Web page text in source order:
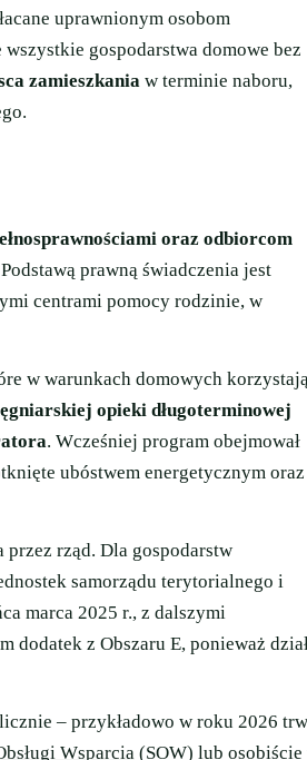
uprawnionym osobom
gospodarstwa domowe bez
zamieszkania w terminie naboru,
oraz odbiorcom
prawną świadczenia jest
centrami pomocy rodzinie, w
w warunkach domowych
opieki długoterminowej
. Wcześniej program obejmował
ubóstwem energetycznym oraz
przez rząd. Dla gospodarstw
samorządu terytorialnego i
marca 2025 r., z dalszymi
dodatek z Obszaru E, ponieważ
– przykładowo w roku 2026
Wsparcia (SOW) lub osobiście